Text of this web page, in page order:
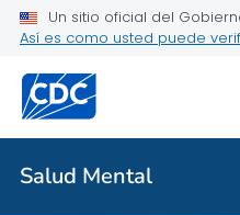
Un sitio oficial del
Así es como usted puede
Salud Mental
Estigma por la salud mental
Temas relacionados
Salud Mental